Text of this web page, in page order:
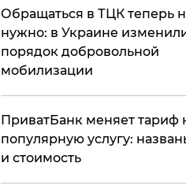
Обращаться в ТЦК теперь
нужно: в Украине
порядок добровольной
мобилизации
ПриватБанк меняет тариф
популярную услугу:
и стоимость